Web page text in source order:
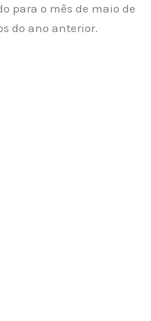
para o mês de maio de
do ano anterior.